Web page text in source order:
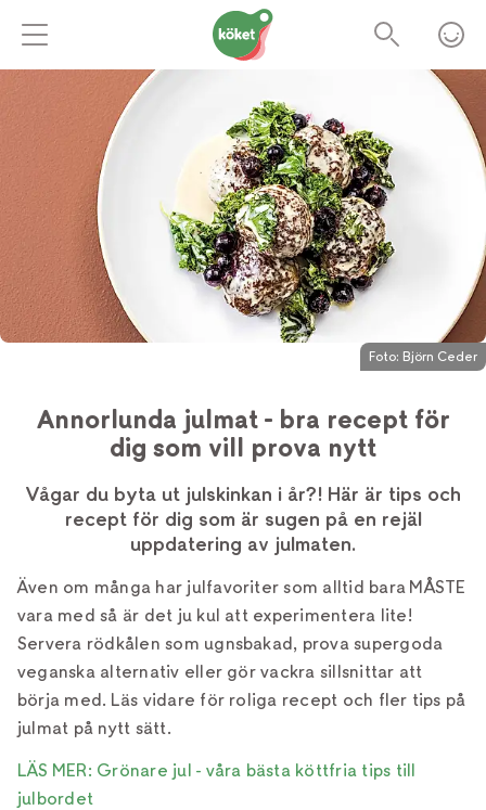
Foto: Björn Ceder
Annorlunda julmat - bra recept för
dig som vill prova nytt
Vågar du byta ut julskinkan i år?! Här är tips och
recept för dig som är sugen på en rejäl
uppdatering av julmaten.
Även om många har julfavoriter som alltid bara MÅSTE
vara med så är det ju kul att experimentera lite!
Servera rödkålen som ugnsbakad, prova supergoda
veganska alternativ eller gör vackra sillsnittar att
börja med. Läs vidare för roliga recept och fler tips på
julmat på nytt sätt.
LÄS MER: Grönare jul - våra bästa köttfria tips till
julbordet